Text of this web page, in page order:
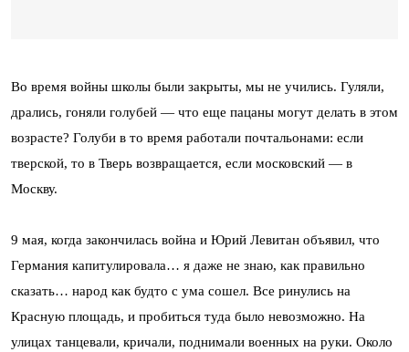
Во время войны школы были закрыты, мы не учились. Гуляли,
дрались, гоняли голубей — что еще пацаны могут делать в этом
возрасте? Голуби в то время работали почтальонами: если
тверской, то в Тверь возвращается, если московский — в
Москву.
9 мая, когда закончилась война и Юрий Левитан объявил, что
Германия капитулировала… я даже не знаю, как правильно
сказать… народ как будто с ума сошел. Все ринулись на
Красную площадь, и пробиться туда было невозможно. На
улицах танцевали, кричали, поднимали военных на руки. Около